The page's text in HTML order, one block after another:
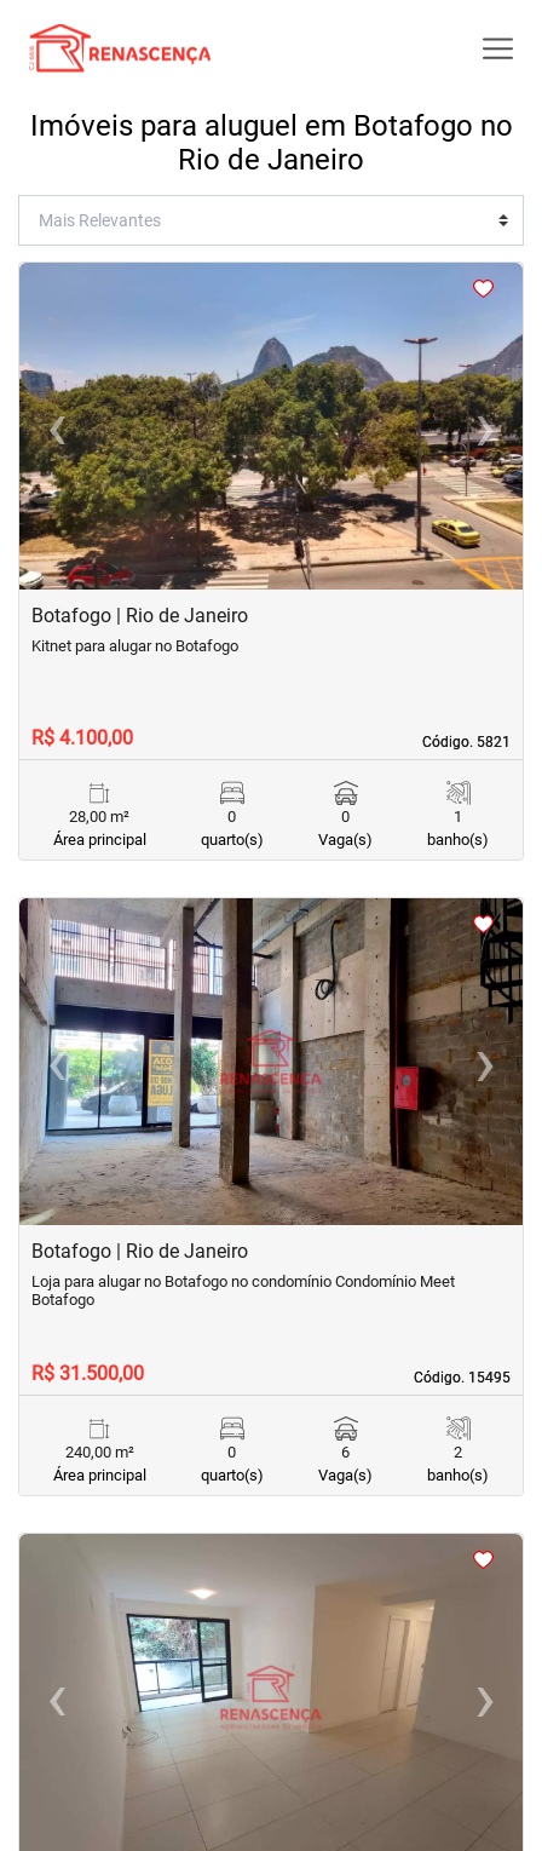
Imóveis para aluguel em Botafogo no
Rio de Janeiro
<
‹Previous ›Next
Botafogo | Rio de Janeiro
Código. 5821
Código. 5821
Kitnet para alugar no Botafogo
R$ 4.100,00
28,00 m²
Área principal
0
quarto(s)
0
Vaga(s)
1
banho(s)
<<<
‹Previous ›Next
Botafogo | Rio de Janeiro
Código. 15495
Código. 15495
Loja para alugar no Botafogo no condomínio Condomínio Meet
Botafogo
R$ 31.500,00
240,00 m²
Área principal
0
quarto(s)
6
Vaga(s)
2
banho(s)
<
‹Previous ›Next